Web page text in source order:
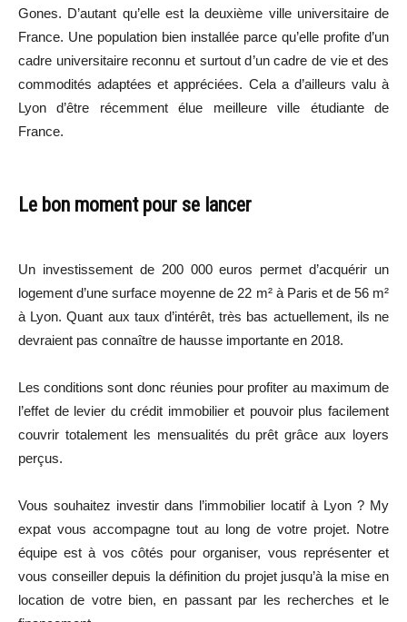
Gones. D’autant qu’elle est la deuxième ville universitaire de
France. Une population bien installée parce qu’elle profite d’un
cadre universitaire reconnu et surtout d’un cadre de vie et des
commodités adaptées et appréciées. Cela a d’ailleurs valu à
Lyon d’être récemment élue meilleure ville étudiante de
France.
Le bon moment pour se lancer
Un investissement de 200 000 euros permet d’acquérir un
logement d’une surface moyenne de 22 m² à Paris et de 56 m²
à Lyon. Quant aux taux d’intérêt, très bas actuellement, ils ne
devraient pas connaître de hausse importante en 2018.
Les conditions sont donc réunies pour profiter au maximum de
l’effet de levier du crédit immobilier et pouvoir plus facilement
couvrir totalement les mensualités du prêt grâce aux loyers
perçus.
Vous souhaitez investir dans l’immobilier locatif à Lyon ? My
expat vous accompagne tout au long de votre projet. Notre
équipe est à vos côtés pour organiser, vous représenter et
vous conseiller depuis la définition du projet jusqu’à la mise en
location de votre bien, en passant par les recherches et le